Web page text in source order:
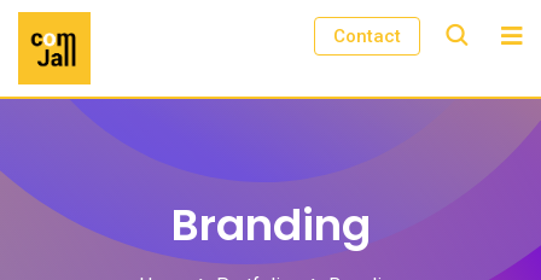
Skip
content
Contact
Branding